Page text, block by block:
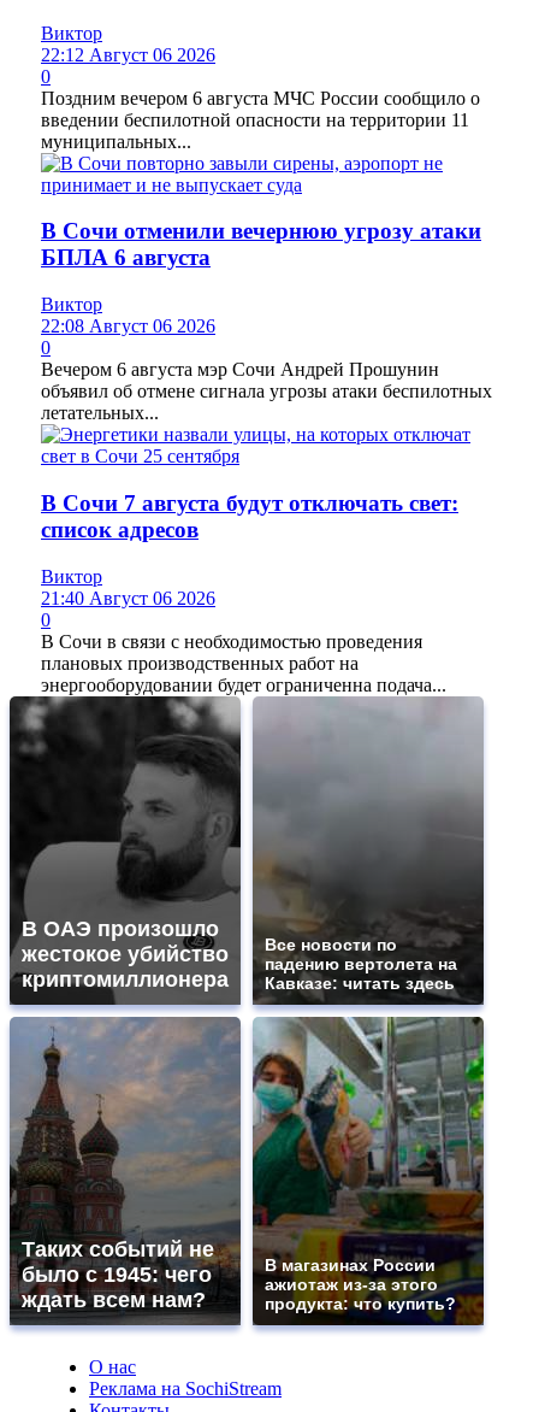
Виктор
22:12 Август 06 2026
0
Поздним вечером 6 августа МЧС России сообщило о
введении беспилотной опасности на территории 11
муниципальных...
В Сочи отменили вечернюю угрозу атаки
БПЛА 6 августа
Виктор
22:08 Август 06 2026
0
Вечером 6 августа мэр Сочи Андрей Прошунин
объявил об отмене сигнала угрозы атаки беспилотных
летательных...
В Сочи 7 августа будут отключать свет:
список адресов
Виктор
21:40 Август 06 2026
0
В Сочи в связи с необходимостью проведения
плановых производственных работ на
энергооборудовании будет ограниченна подача...
В ОАЭ произошло
жестокое убийство
криптомиллионера
Все новости по
падению вертолета на
Кавказе: читать здесь
Таких событий не
было с 1945: чего
ждать всем нам?
В магазинах России
ажиотаж из-за этого
продукта: что купить?
О нас
Реклама на SochiStream